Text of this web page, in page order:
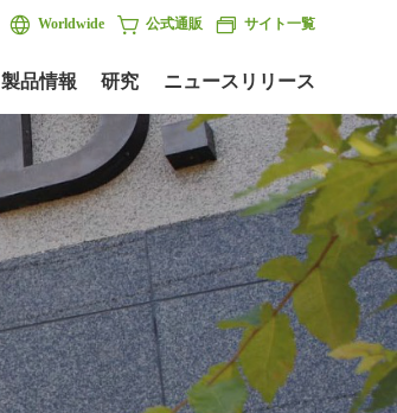
製品情報 研究 ニュースリリース
Worldwide 公式通販 サイト一覧